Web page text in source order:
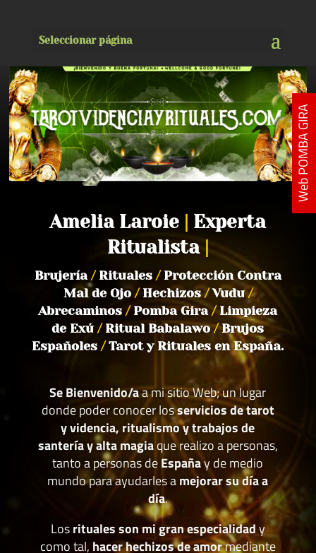
Seleccionar página
Amelia Laroie
Experta
Ritualista
Brujería /Rituales /Protección Contra
Mal de Ojo /Hechizos/Vudu/
Abrecaminos/Pomba Gira/Limpieza
de Exú/Ritual Babalawo/Brujos
Españoles/Tarot y Rituales en España.
Se Bienvenido/aa mi sitio Web; un lugar
donde poder conocer losservicios de tarot
y videncia, ritualismo y trabajos de
santería y alta magiaque realizo a personas,
tanto a personas deEspañay de medio
mundo para ayudarles amejorar su día a
día.
Losrituales son mi gran especialidady
como tal, hacer hechizos de amormediante
Web POMBA GIRA